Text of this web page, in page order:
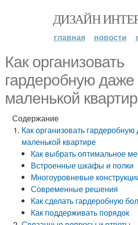
ДИЗАЙН
главная новости
Как организовать
гардеробную
маленькой
Содержание
Как организовать
маленькой квартире
Как выбрать оптимальное
Встроенные шкафы и полки
Многоуровневые
Современные решения
Как сделать гардеробную
Как поддерживать порядок